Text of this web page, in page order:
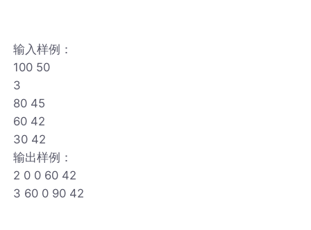
输入样例：
100 50
3
80 45
60 42
30 42
输出样例：
2 0 0 60 42
3 60 0 90 42